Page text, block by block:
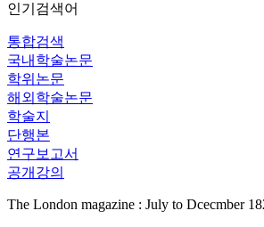
인기검색어
통합검색
국내학술논문
학위논문
해외학술논문
학술지
단행본
연구보고서
공개강의
The London magazine : July to Dcecmber